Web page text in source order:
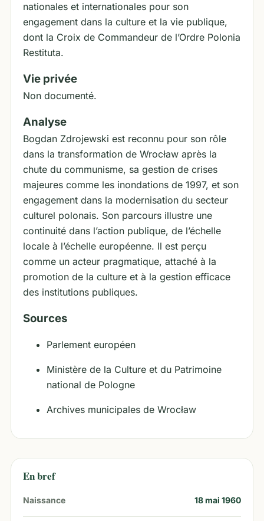
nationales et internationales pour son
engagement dans la culture et la vie publique,
dont la Croix de Commandeur de l’Ordre Polonia
Restituta.
Vie privée
Non documenté.
Analyse
Bogdan Zdrojewski est reconnu pour son rôle
dans la transformation de Wrocław après la
chute du communisme, sa gestion de crises
majeures comme les inondations de 1997, et son
engagement dans la modernisation du secteur
culturel polonais. Son parcours illustre une
continuité dans l’action publique, de l’échelle
locale à l’échelle européenne. Il est perçu
comme un acteur pragmatique, attaché à la
promotion de la culture et à la gestion efficace
des institutions publiques.
Sources
Parlement européen
Ministère de la Culture et du Patrimoine
national de Pologne
Archives municipales de Wrocław
En bref
Naissance 18 mai 1960